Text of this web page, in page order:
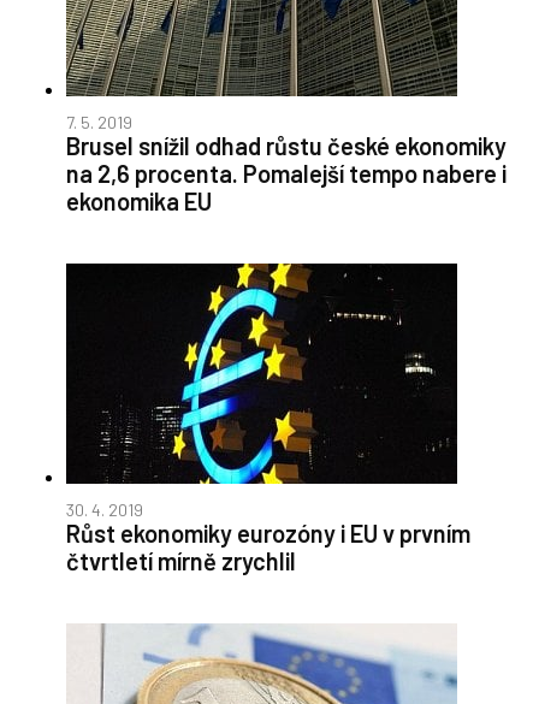
7. 5. 2019
Brusel snížil odhad růstu české ekonomiky
na 2,6 procenta. Pomalejší tempo nabere i
ekonomika EU
30. 4. 2019
Růst ekonomiky eurozóny i EU v prvním
čtvrtletí mírně zrychlil